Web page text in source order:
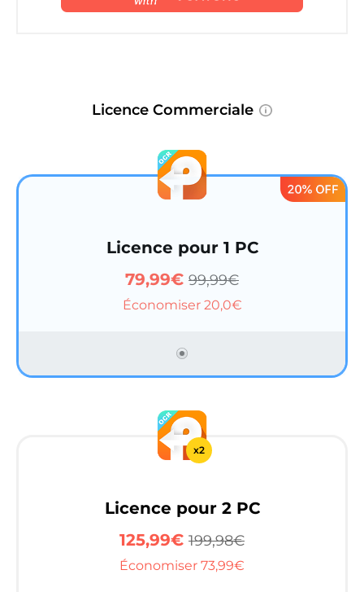
Licence Commerciale
Licence pour 1 PC
79,99€ 99,99€
Économiser 20,0€
x2
Licence pour 2 PC
125,99€ 199,98€
Économiser 73,99€